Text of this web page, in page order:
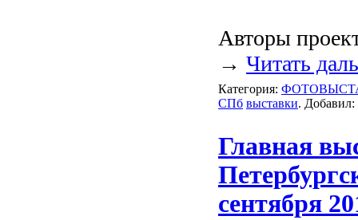
Авторы
→ Читать
Категория:
СПб выставки. Добавил:
Главная
сентября